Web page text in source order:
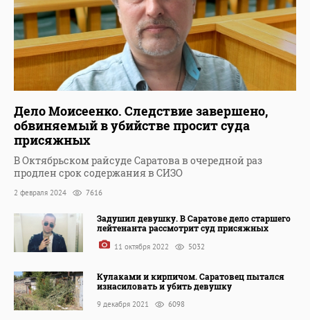
Дело Моисеенко. Следствие завершено,
обвиняемый в убийстве просит суда
присяжных
В Октябрьском райсуде Саратова в очередной раз
продлен срок содержания в СИЗО
2 февраля 2024 7616
Задушил девушку. В Саратове дело старшего
лейтенанта рассмотрит суд присяжных
11 октября 2022 5032
Кулаками и кирпичом. Саратовец пытался
изнасиловать и убить девушку
9 декабря 2021 6098